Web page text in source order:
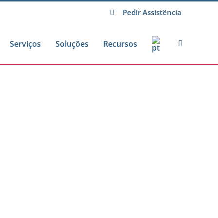
Pedir Assistência
Serviços Soluções Recursos